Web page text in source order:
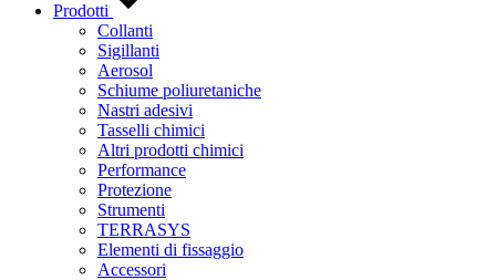
Prodotti
Collanti
Sigillanti
Aerosol
Schiume poliuretaniche
Nastri adesivi
Tasselli chimici
Altri prodotti chimici
Performance
Protezione
Strumenti
TERRASYS
Elementi di fissaggio
Accessori